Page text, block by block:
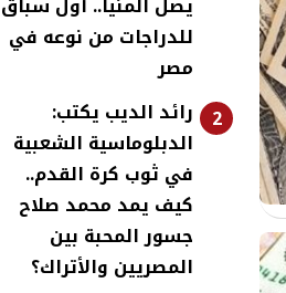
للدراجات من نوعه في
مصر
2
رائد الديب يكتب:
الدبلوماسية الشعبية
في ثوب كرة القدم..
كيف يمد محمد صلاح
جسور المحبة بين
المصريين والأتراك؟